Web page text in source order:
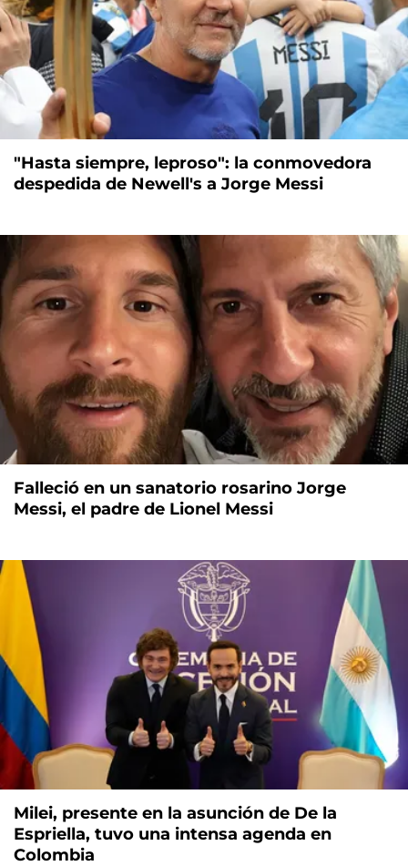
"Hasta siempre, leproso": la conmovedora
despedida de Newell's a Jorge Messi
Falleció en un sanatorio rosarino Jorge
Messi, el padre de Lionel Messi
Milei, presente en la asunción de De la
Espriella, tuvo una intensa agenda en
Colombia